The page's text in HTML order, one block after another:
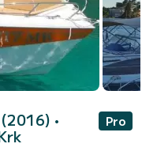
•
Pro